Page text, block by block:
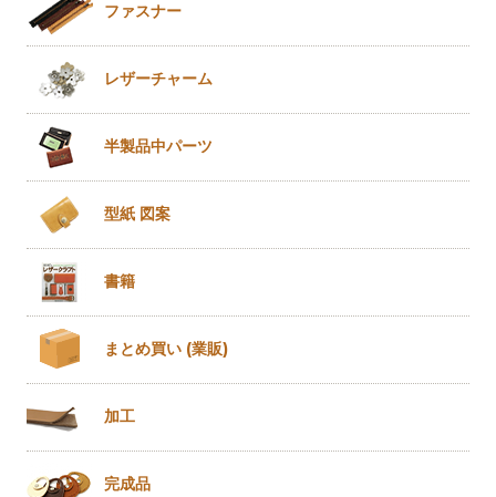
ファスナー
レザーチャーム
半製品中パーツ
型紙 図案
書籍
まとめ買い (業販)
加工
完成品